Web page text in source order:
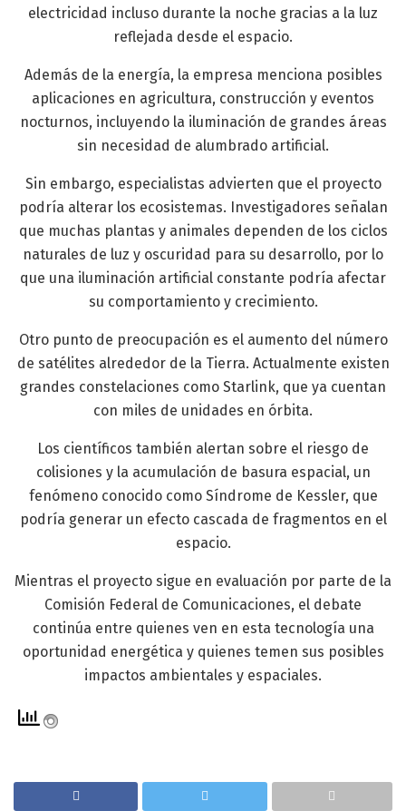
electricidad incluso durante la noche gracias a la luz
reflejada desde el espacio.
Además de la energía, la empresa menciona posibles
aplicaciones en agricultura, construcción y eventos
nocturnos, incluyendo la iluminación de grandes áreas
sin necesidad de alumbrado artificial.
Sin embargo, especialistas advierten que el proyecto
podría alterar los ecosistemas. Investigadores señalan
que muchas plantas y animales dependen de los ciclos
naturales de luz y oscuridad para su desarrollo, por lo
que una iluminación artificial constante podría afectar
su comportamiento y crecimiento.
Otro punto de preocupación es el aumento del número
de satélites alrededor de la Tierra. Actualmente existen
grandes constelaciones como Starlink, que ya cuentan
con miles de unidades en órbita.
Los científicos también alertan sobre el riesgo de
colisiones y la acumulación de basura espacial, un
fenómeno conocido como Síndrome de Kessler, que
podría generar un efecto cascada de fragmentos en el
espacio.
Mientras el proyecto sigue en evaluación por parte de la
Comisión Federal de Comunicaciones, el debate
continúa entre quienes ven en esta tecnología una
oportunidad energética y quienes temen sus posibles
impactos ambientales y espaciales.